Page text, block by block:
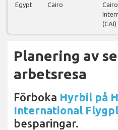
Egypt Cairo
Cairo
(CAI)
Planering av
arbetsresa
Förboka Hyrbil på
International
besparingar.